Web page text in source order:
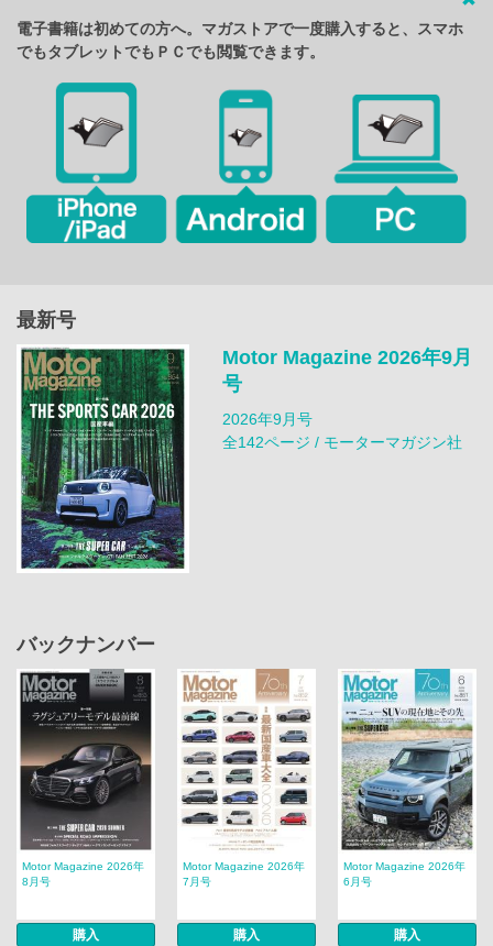
電子書籍は初めての方へ。マガストアで一度購入すると、スマホ
でもタブレットでもＰＣでも閲覧できます。
最新号
Motor Magazine 2026年9月
号
2026年9月号
全142ページ / モーターマガジン社
バックナンバー
Motor Magazine 2026年
8月号
購入
Motor Magazine 2026年
7月号
購入
Motor Magazine 2026年
6月号
購入